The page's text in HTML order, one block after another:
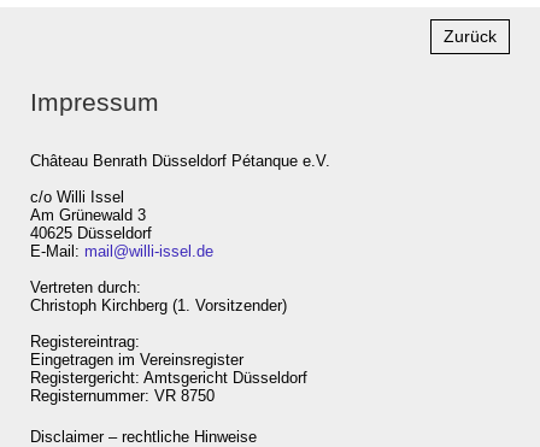
Zurück
Impressum
Château Benrath Düsseldorf Pétanque e.V.
c/o Willi Issel
Am Grünewald 3
40625 Düsseldorf
E-Mail: mail@willi-issel.de
Vertreten durch:
Christoph Kirchberg (1. Vorsitzender)
Registereintrag:
Eingetragen im Vereinsregister
Registergericht: Amtsgericht Düsseldorf
Registernummer: VR 8750
Disclaimer – rechtliche Hinweise